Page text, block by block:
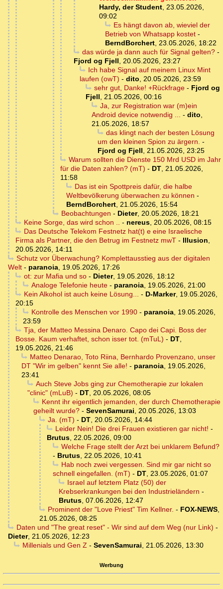
Hardy, der Student, 23.05.2026,
09:02
Es hängt davon ab, wieviel der
Betrieb von Whatsapp kostet -
BerndBorchert, 23.05.2026, 18:22
das würde ja dann auch für Signal gelten?-
Fjord og Fjell, 20.05.2026, 23:27
Ich habe Signal auf meinem Linux Mint
laufen (owT) - dito, 20.05.2026, 23:59
sehr gut, Danke! +Rückfrage- Fjord og
Fjell, 21.05.2026, 00:16
Ja, zur Registration war (m)ein
Android device notwendig ... - dito,
21.05.2026, 18:57
das klingt nach der besten Lösung
um den kleinen Spion zu ärgern. -
Fjord og Fjell, 21.05.2026, 23:25
Warum sollten die Dienste 150 Mrd USD im Jahr
für die Daten zahlen? (mT) - DT, 21.05.2026,
11:58
Das ist ein Spottpreis dafür, die halbe
Weltbevölkerung überwachen zu können -
BerndBorchert, 21.05.2026, 15:54
Beobachtungen - Dieter, 20.05.2026, 18:21
Keine Sorge, das wird schon .. - nereus, 20.05.2026, 08:15
Das Deutsche Telekom Festnetz hat(t) e eine Israelische
Firma als Partner, die den Betrug im Festnetz mwT - Illusion,
20.05.2026, 14:11
Schutz vor Überwachung? Komplettausstieg aus der digitalen
Welt - paranoia, 19.05.2026, 17:26
ot: zur Mafia und so- Dieter, 19.05.2026, 18:12
Analoge Telefonie heute- paranoia, 19.05.2026, 21:00
Kein Alkohol ist auch keine Lösung... - D-Marker, 19.05.2026,
20:15
Kontrolle des Menschen vor 1990- paranoia, 19.05.2026,
23:59
Tja, der Matteo Messina Denaro. Capo dei Capi. Boss der
Bosse. Kaum verhaftet, schon isser tot. (mTuL) - DT,
19.05.2026, 21:46
Matteo Denarao, Toto Riina, Bernhardo Provenzano, unser
DT "Wir im gelben" kennt Sie alle! - paranoia, 19.05.2026,
23:41
Auch Steve Jobs ging zur Chemotherapie zur lokalen
"clinic" (mLuB) - DT, 20.05.2026, 08:05
Kennt ihr eigentlich jemanden, der durch Chemotherapie
geheilt wurde? - SevenSamurai, 20.05.2026, 13:03
Ja. (mT) - DT, 20.05.2026, 14:44
Leider Nein! Die drei Frauen existieren gar nicht! -
Brutus, 22.05.2026, 09:00
Welche Frage stellt der Arzt bei unklarem Befund?
- Brutus, 22.05.2026, 10:41
Hab noch zwei vergessen. Sind mir gar nicht so
schnell eingefallen. (mT) - DT, 23.05.2026, 01:07
Israel auf letztem Platz (50) der
Krebserkrankungen bei den Industrieländern -
Brutus, 07.06.2026, 12:47
Prominent der "Love Priest" Tim Kellner. - FOX-NEWS,
21.05.2026, 08:25
Daten und "The great reset" - Wir sind auf dem Weg (nur Link) -
Dieter, 21.05.2026, 12:23
Millenials und Gen Z- SevenSamurai, 21.05.2026, 13:30
Werbung